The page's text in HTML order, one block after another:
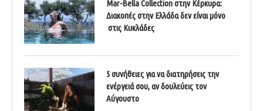
Mar-Bella Collection στην Κέρκυρα:
Διακοπές στην Ελλάδα δεν είναι μόνο
στις Κυκλάδες
5 συνήθειες για να διατηρήσεις την
ενέργειά σου, αν δουλεύεις τον
Αύγουστο